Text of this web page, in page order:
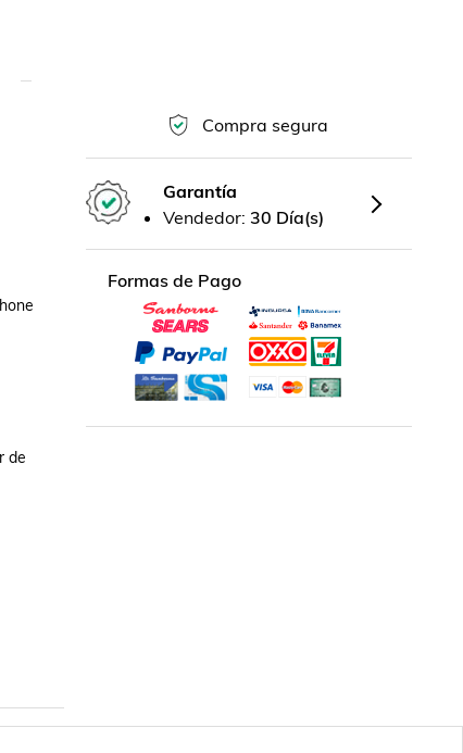
de
Compra segura
Garantía
Vendedor: 30 Día(s)
Formas de Pago